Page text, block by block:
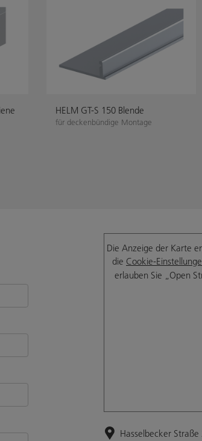
HELM GT-S 150 Blende
für deckenbündige Montage
Die Anzeige der Karte
die Cookie-
erlauben Sie „Open
Hasselbecker Straße